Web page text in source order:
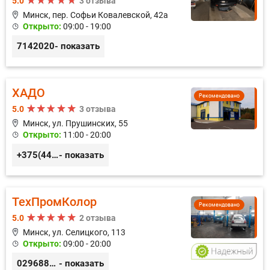
Минск, пер. Софьи Ковалевской, 42а
Открыто: 09:00 - 19:00
7142020- показать
Рекомендовано
ХАДО
5.0
3 отзыва
Минск, ул. Прушинских, 55
Открыто: 11:00 - 20:00
+375(44) 559-27-77- показать
Рекомендовано
ТехПромКолор
5.0
2 отзыва
Минск, ул. Селицкого, 113
Открыто: 09:00 - 20:00
0296889898 - показать